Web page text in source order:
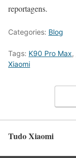
reportagens.
Categories: Blog
Tags: K90 Pro Max,
Xiaomi
Tudo Xiaomi